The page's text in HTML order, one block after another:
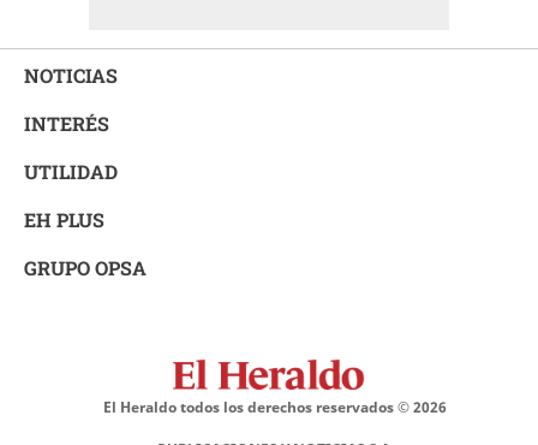
NOTICIAS
INTERÉS
UTILIDAD
EH PLUS
GRUPO OPSA
El Heraldo todos los derechos reservados ©2026